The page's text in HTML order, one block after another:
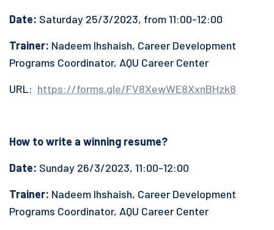
Date: Saturday 25/3/2023, from 11:00-12:00
Trainer: Nadeem Ihshaish, Career Development
Programs Coordinator, AQU Career Center
URL: https://forms.gle/FV8XewWE8XxnBHzk8
How to write a winning resume?
Date: Sunday 26/3/2023, 11:00-12:00
Trainer: Nadeem Ihshaish, Career Development
Programs Coordinator, AQU Career Center